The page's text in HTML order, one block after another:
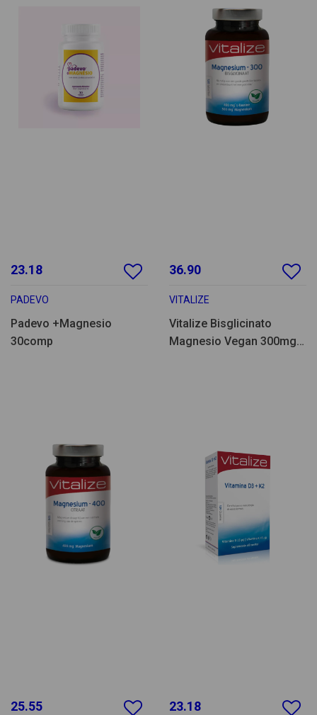
23.18
PADEVO
Padevo +Magnesio
30comp
36.90
VITALIZE
Vitalize Bisglicinato
Magnesio Vegan 300mg
25.55 23.18